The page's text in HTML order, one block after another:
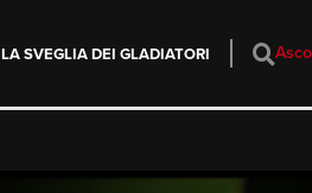
LA SVEGLIA DEI GLADIATORI